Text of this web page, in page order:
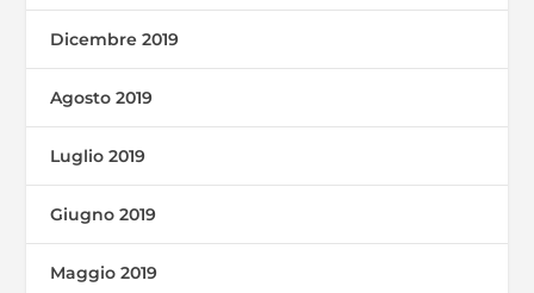
Dicembre 2019
Agosto 2019
Luglio 2019
Giugno 2019
Maggio 2019